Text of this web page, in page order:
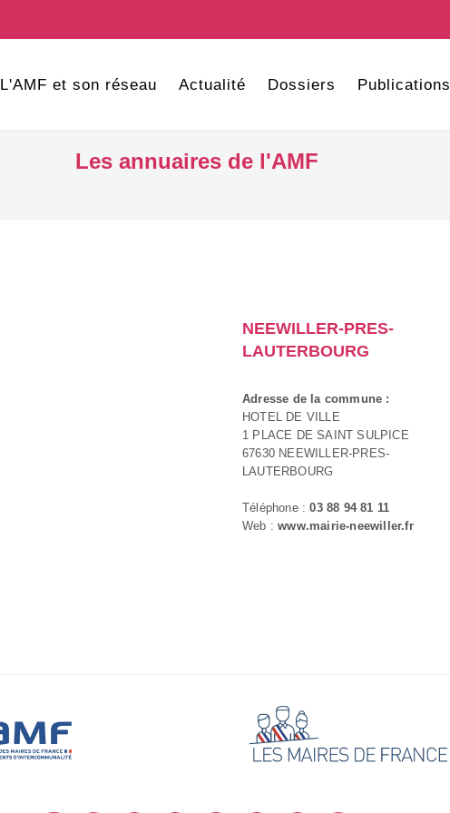
L'AMF et son réseau Actualité Dossiers Publications
Les annuaires de l'AMF
NEEWILLER-PRES-
LAUTERBOURG
Adresse de la commune :
HOTEL DE VILLE
1 PLACE DE SAINT SULPICE
67630 NEEWILLER-PRES-
LAUTERBOURG
Téléphone :03 88 94 81 11
Web :www.mairie-neewiller.fr